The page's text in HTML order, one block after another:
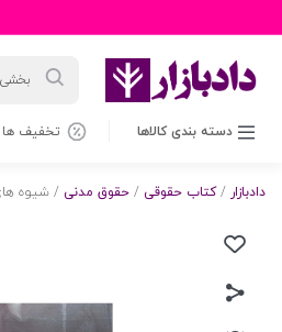
محصولات
دسته بندی کالاها تخفیف ها
دادبازار /کتاب حقوقی / حقوق مدنی / شیوه